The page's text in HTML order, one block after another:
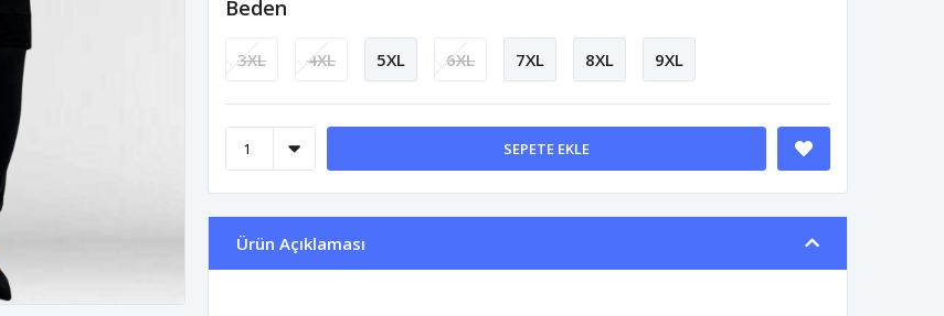
Beden
3XL 4XL 5XL 6XL 7XL 8XL 9XL
SEPETE EKLE
Ürün Açıklaması